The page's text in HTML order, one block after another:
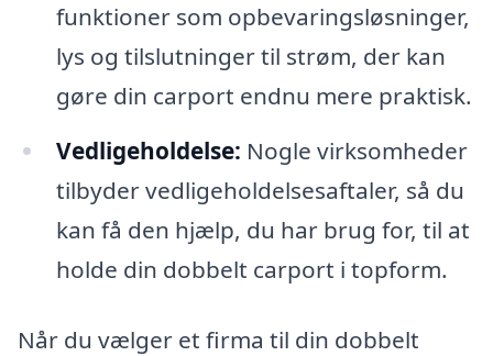
funktioner som opbevaringsløsninger,
lys og tilslutninger til strøm, der kan
gøre din carport endnu mere praktisk.
Vedligeholdelse: Nogle virksomheder
tilbyder vedligeholdelsesaftaler, så du
kan få den hjælp, du har brug for, til at
holde din dobbelt carport i topform.
Når du vælger et firma til din dobbelt